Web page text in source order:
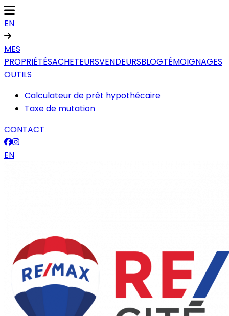
EN
MES
PROPRIÉTÉSACHETEURSVENDEURSBLOGTÉMOIGNAGES
OUTILS
Calculateur de prêt hypothécaire
Taxe de mutation
CONTACT
EN